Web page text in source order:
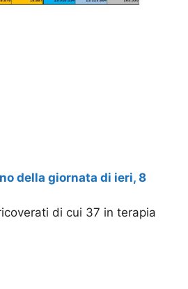
della giornata di ieri, 8
di cui 37 in terapia